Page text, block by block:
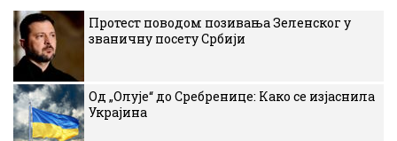
Протест поводом позивања Зеленског у
званичну посету Србији
Од „Олује“ до Сребренице: Како се изјаснила
Украјина